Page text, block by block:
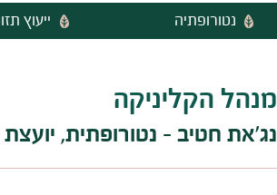
נטורופתיה ייעוץ
מנהל הקליניקה
נג'את חטיב - נטורופתית, יועצת